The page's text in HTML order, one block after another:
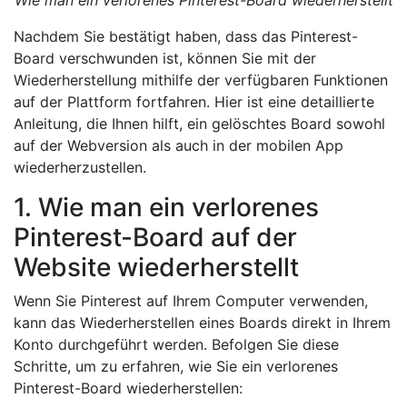
Nachdem Sie bestätigt haben, dass das Pinterest-
Board verschwunden ist, können Sie mit der
Wiederherstellung mithilfe der verfügbaren Funktionen
auf der Plattform fortfahren. Hier ist eine detaillierte
Anleitung, die Ihnen hilft, ein gelöschtes Board sowohl
auf der Webversion als auch in der mobilen App
wiederherzustellen.
1. Wie man ein verlorenes
Pinterest-Board auf der
Website wiederherstellt
Wenn Sie Pinterest auf Ihrem Computer verwenden,
kann das Wiederherstellen eines Boards direkt in Ihrem
Konto durchgeführt werden. Befolgen Sie diese
Schritte, um zu erfahren, wie Sie ein verlorenes
Pinterest-Board wiederherstellen: